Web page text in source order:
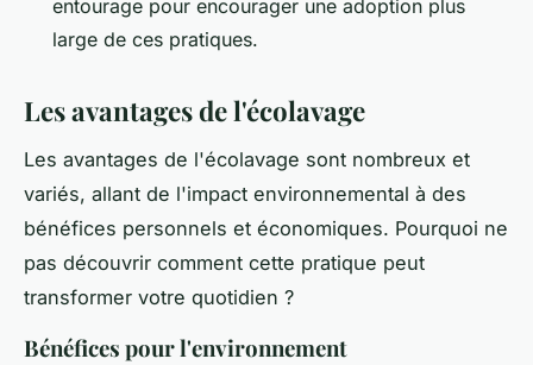
entourage pour encourager une adoption plus
large de ces pratiques.
Les avantages de l'écolavage
Les avantages de l'écolavage sont nombreux et
variés, allant de l'impact environnemental à des
bénéfices personnels et économiques. Pourquoi ne
pas découvrir comment cette pratique peut
transformer votre quotidien ?
Bénéfices pour l'environnement